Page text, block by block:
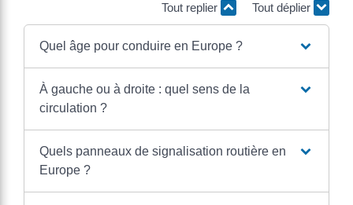
Tout replier Tout déplier
Quel âge pour conduire en Europe ?
À gauche ou à droite : quel sens de la
circulation ?
Quels panneaux de signalisation routière en
Europe ?